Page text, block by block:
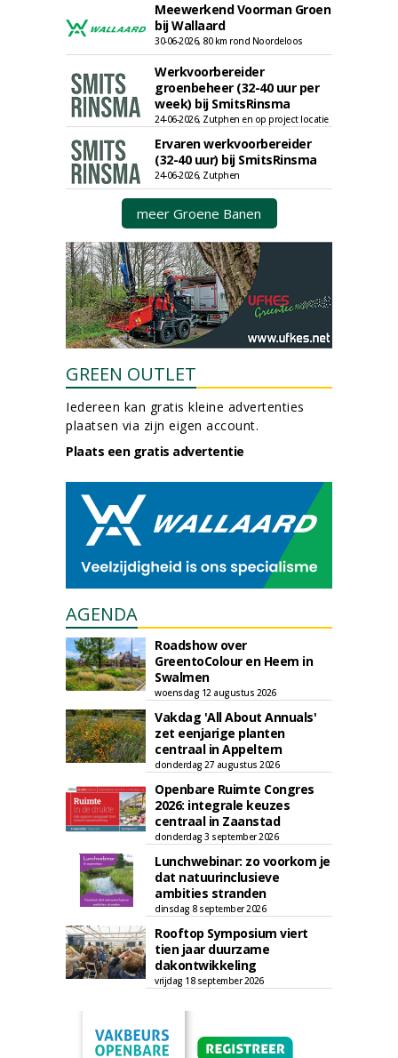
Meewerkend Voorman Groen
bij Wallaard
30-06-2026, 80 km rond Noordeloos
Werkvoorbereider
groenbeheer (32-40 uur per
week) bij SmitsRinsma
24-06-2026, Zutphen en op project locatie
Ervaren werkvoorbereider
(32-40 uur) bij SmitsRinsma
24-06-2026, Zutphen
meer Groene Banen
GREEN OUTLET
Iedereen kan gratis kleine advertenties
plaatsen via zijn eigen account.
Plaats een gratis advertentie
AGENDA
Roadshow over
GreentoColour en Heem in
Swalmen
woensdag 12 augustus 2026
Vakdag 'All About Annuals'
zet eenjarige planten
centraal in Appeltern
donderdag 27 augustus 2026
Openbare Ruimte Congres
2026: integrale keuzes
centraal in Zaanstad
donderdag 3 september 2026
Lunchwebinar: zo voorkom je
dat natuurinclusieve
ambities stranden
dinsdag 8 september 2026
Rooftop Symposium viert
tien jaar duurzame
dakontwikkeling
vrijdag 18 september 2026